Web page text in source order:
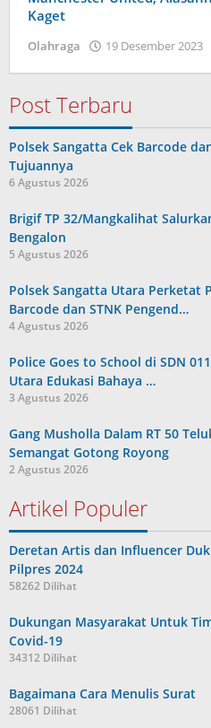
Kaget
Olahraga 19 Desember 2023
Post Terbaru
Polsek Sangatta Cek Barcode
Tujuannya
6 Agustus 2026
Brigif TP 32/Mangkalihat
Bengalon
5 Agustus 2026
Polsek Sangatta Utara Perketat
Barcode dan STNK Pengend…
4 Agustus 2026
Police Goes to School di SDN
Utara Edukasi Bahaya …
3 Agustus 2026
Gang Musholla Dalam RT 50
Semangat Gotong Royong
2 Agustus 2026
Artikel Populer
Deretan Artis dan Influencer
Pilpres 2024
58262 Dilihat
Dukungan Masyarakat Untuk
Covid-19
34312 Dilihat
Bagaimana Cara Menulis Surat
28061 Dilihat